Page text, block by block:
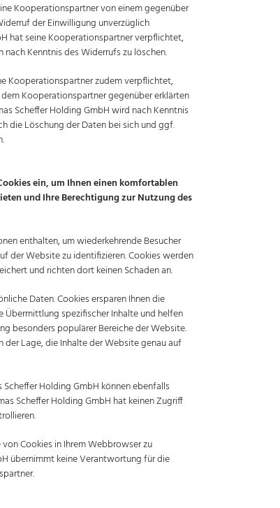
Kooperationspartner von einem gegenüber
der Einwilligung unverzüglich
hat seine Kooperationspartner verpflichtet,
Kenntnis des Widerrufs zu löschen.
Kooperationspartner zudem verpflichtet,
Kooperationspartner gegenüber erklärten
Scheffer Holding GmbH wird nach Kenntnis
die Löschung der Daten bei sich und ggf.
ein, um Ihnen einen komfortablen
und Ihre Berechtigung zur Nutzung des
enthalten, um wiederkehrende Besucher
der Website zu identifizieren. Cookies werden
und richten dort keinen Schaden an.
Daten. Cookies ersparen Ihnen die
spezifischer Inhalte und helfen
besonders populärer Bereiche der Website.
der Lage, die Inhalte der Website genau auf
Holding GmbH können ebenfalls
Scheffer Holding GmbH hat keinen Zugriff
Cookies in Ihrem Webbrowser zu
übernimmt keine Verantwortung für die